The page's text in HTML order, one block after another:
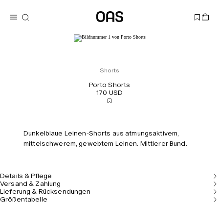
Shorts
Porto Shorts
170 USD
Dunkelblaue Leinen-Shorts aus atmungsaktivem,
mittelschwerem, gewebtem Leinen. Mittlerer Bund.
Details & Pflege
Versand & Zahlung
Lieferung & Rücksendungen
Größentabelle